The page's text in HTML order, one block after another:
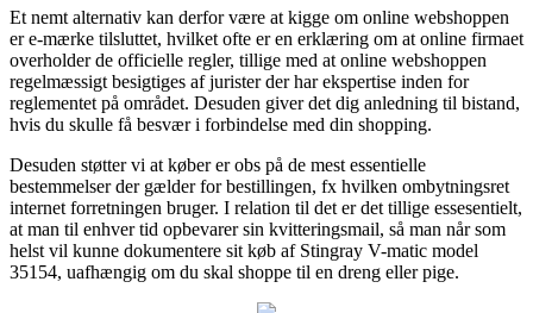
Et nemt alternativ kan derfor være at kigge om online webshoppen
er e-mærke tilsluttet, hvilket ofte er en erklæring om at online firmaet
overholder de officielle regler, tillige med at online webshoppen
regelmæssigt besigtiges af jurister der har ekspertise inden for
reglementet på området. Desuden giver det dig anledning til bistand,
hvis du skulle få besvær i forbindelse med din shopping.
Desuden støtter vi at køber er obs på de mest essentielle
bestemmelser der gælder for bestillingen, fx hvilken ombytningsret
internet forretningen bruger. I relation til det er det tillige essesentielt,
at man til enhver tid opbevarer sin kvitteringsmail, så man når som
helst vil kunne dokumentere sit køb af Stingray V-matic model
35154, uafhængig om du skal shoppe til en dreng eller pige.